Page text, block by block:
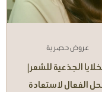
عروض حصرية
الجذعية للشعر |
الفعال لاستعادة